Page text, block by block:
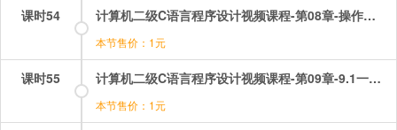
课时54 计算机二级C语言程序设计视频课程-第08章-操作：指针选择题讲解（4）.mp4
本节售价：1元
课时55 计算机二级C语言程序设计视频课程-第09章-9.1一维数组的定义和一维数组（1）.mp4
本节售价：1元